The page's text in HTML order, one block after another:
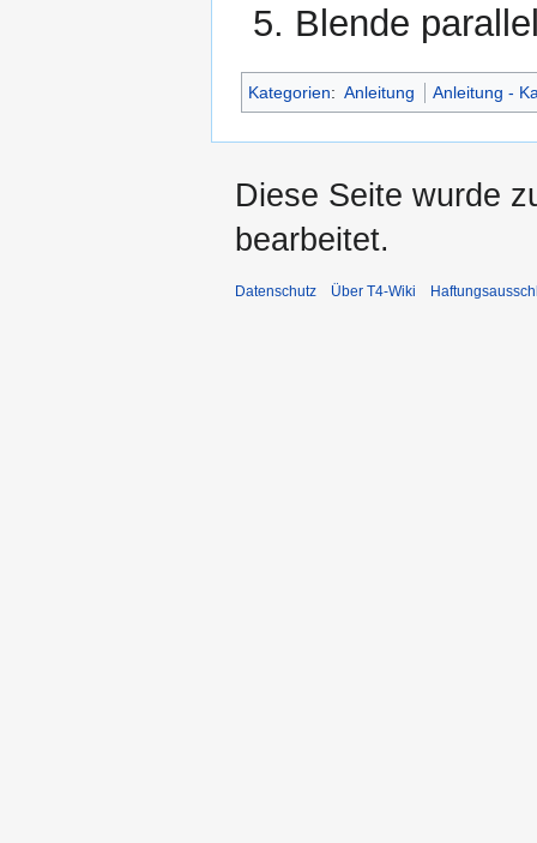
Blende
Kategorien: Anleitung Anleitung -
Diese Seite wurde
bearbeitet.
Datenschutz Über T4-Wiki